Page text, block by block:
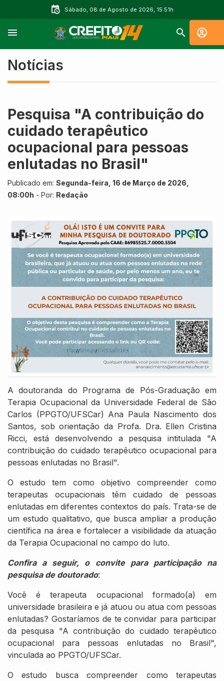
Sábado, 08 de Agosto de 2026, 15:51h
Notícias
Pesquisa "A contribuição do
cuidado terapêutico
ocupacional para pessoas
enlutadas no Brasil"
Publicado em: Segunda-feira, 16 de Março de 2026,
08:00h - Por: Redação
A doutoranda do Programa de Pós-Graduação em
Terapia Ocupacional da Universidade Federal de São
Carlos (PPGTO/UFSCar) Ana Paula Nascimento dos
Santos, sob orientação da Profa. Dra. Ellen Cristina
Ricci, está desenvolvendo a pesquisa intitulada "A
contribuição do cuidado terapêutico ocupacional para
pessoas enlutadas no Brasil".
O estudo tem como objetivo compreender como
terapeutas ocupacionais têm cuidado de pessoas
enlutadas em diferentes contextos do país. Trata-se de
um estudo qualitativo, que busca ampliar a produção
científica na área e fortalecer a visibilidade da atuação
da Terapia Ocupacional no campo do luto.
Confira a seguir, o convite para participação na
pesquisa de doutorado:
Você é terapeuta ocupacional formado(a) em
universidade brasileira e já atuou ou atua com pessoas
enlutadas? Gostaríamos de te convidar para participar
da pesquisa "A contribuição do cuidado terapêutico
ocupacional para pessoas enlutadas no Brasil",
vinculada ao PPGTO/UFSCar.
O estudo busca compreender como terapeutas